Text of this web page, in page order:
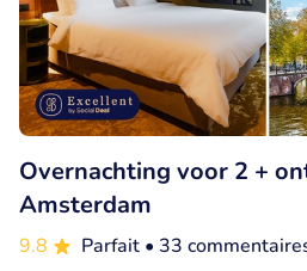
Overnachting voor 2 +
Amsterdam
9.8 Parfait • 33